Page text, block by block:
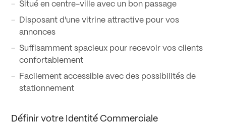
Situé en centre-ville avec un bon passage
Disposant d'une vitrine attractive pour vos
annonces
Suffisamment spacieux pour recevoir vos clients
confortablement
Facilement accessible avec des possibilités de
stationnement
Définir votre Identité Commerciale